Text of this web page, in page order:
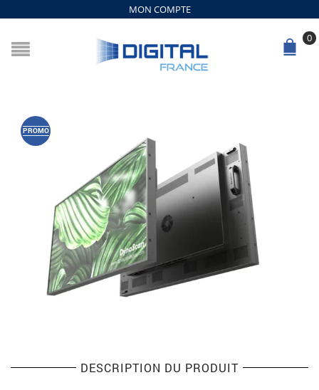
MON COMPTE
0
PROMO
DESCRIPTION DU PRODUIT